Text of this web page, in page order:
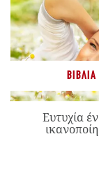
ΒΙΒΛΊΑ
Ευτυχία